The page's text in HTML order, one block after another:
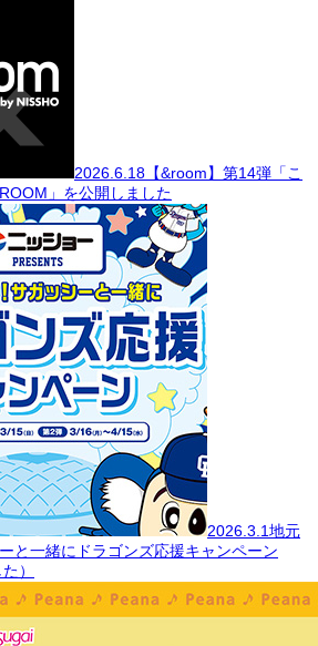
2026.6.18 【&room】第14弾「こ
」を公開しました
2026.3.1地元
と一緒にドラゴンズ応援キャンペーン
）